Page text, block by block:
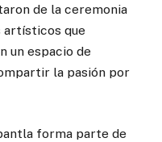
de la ceremonia
artísticos que
un espacio de
la pasión por
forma parte de